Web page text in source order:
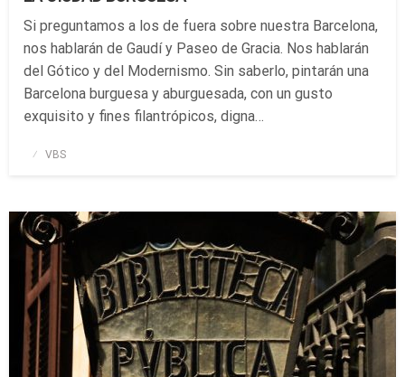
Si preguntamos a los de fuera sobre nuestra Barcelona,
nos hablarán de Gaudí y Paseo de Gracia. Nos hablarán
del Gótico y del Modernismo. Sin saberlo, pintarán una
Barcelona burguesa y aburguesada, con un gusto
exquisito y fines filantrópicos, digna…
Publicado
VBS